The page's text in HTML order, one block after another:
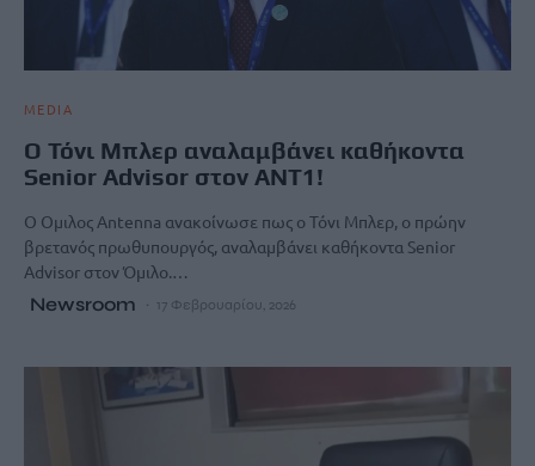
MEDIA
Ο Τόνι Μπλερ αναλαμβάνει καθήκοντα
Senior Advisor στον ΑΝΤ1!
Ο Ομιλος Antenna ανακοίνωσε πως ο Τόνι Μπλερ, ο πρώην
βρετανός πρωθυπουργός, αναλαμβάνει καθήκοντα Senior
Advisor στον Όμιλο.…
Newsroom 17 Φεβρουαρίου, 2026